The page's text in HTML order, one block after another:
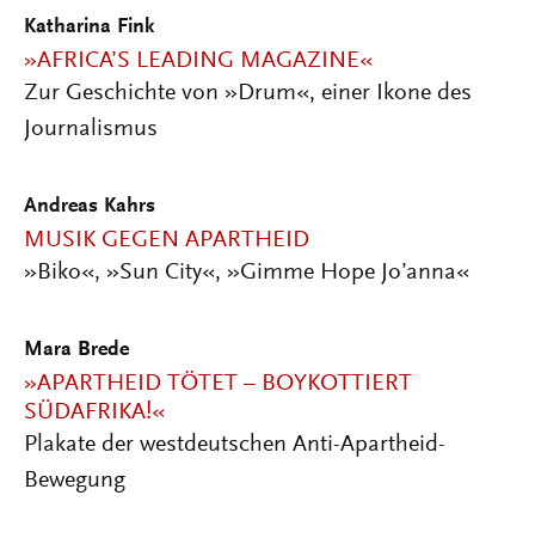
Katharina Fink
»AFRICA’S LEADING MAGAZINE«
Zur Geschichte von »Drum«, einer Ikone des
Journalismus
Andreas Kahrs
MUSIK GEGEN APARTHEID
»Biko«, »Sun City«, »Gimme Hope Jo’anna«
Mara Brede
»APARTHEID TÖTET – BOYKOTTIERT
SÜDAFRIKA!«
Plakate der westdeutschen Anti-Apartheid-
Bewegung